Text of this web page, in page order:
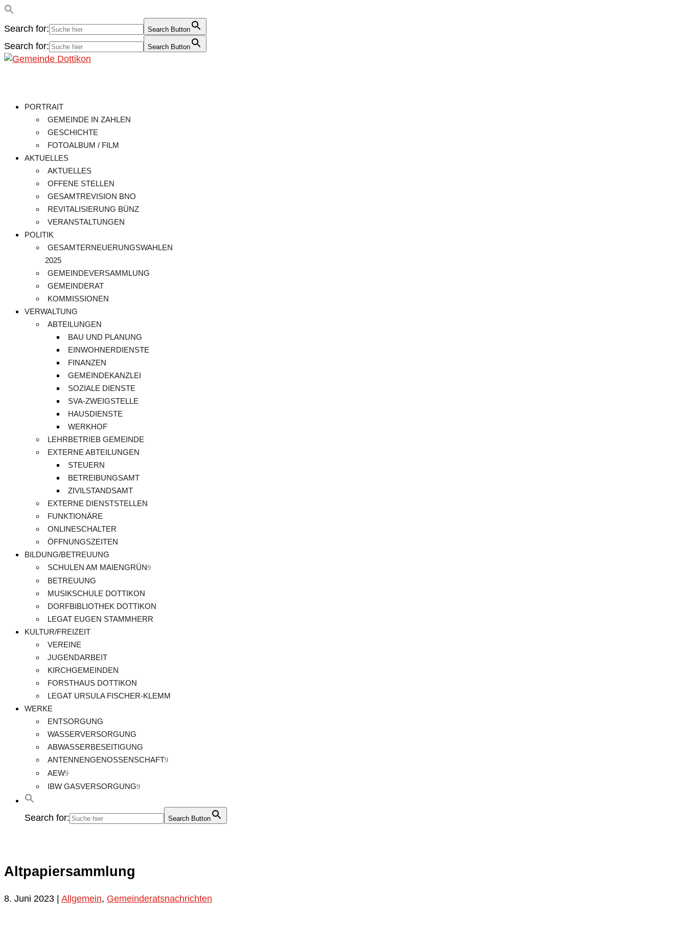
Search for: Search Button
Search for: Search Button
PORTRAIT
GEMEINDE IN ZAHLEN
GESCHICHTE
FOTOALBUM / FILM
AKTUELLES
AKTUELLES
OFFENE STELLEN
GESAMTREVISION BNO
REVITALISIERUNG BÜNZ
VERANSTALTUNGEN
POLITIK
GESAMTERNEUERUNGSWAHLEN
2025
GEMEINDEVERSAMMLUNG
GEMEINDERAT
KOMMISSIONEN
VERWALTUNG
ABTEILUNGEN
BAU UND PLANUNG
EINWOHNERDIENSTE
FINANZEN
GEMEINDEKANZLEI
SOZIALE DIENSTE
SVA-ZWEIGSTELLE
HAUSDIENSTE
WERKHOF
LEHRBETRIEB GEMEINDE
EXTERNE ABTEILUNGEN
STEUERN
BETREIBUNGSAMT
ZIVILSTANDSAMT
EXTERNE DIENSTSTELLEN
FUNKTIONÄRE
ONLINESCHALTER
ÖFFNUNGSZEITEN
BILDUNG/BETREUUNG
SCHULEN AM MAIENGRÜN
BETREUUNG
MUSIKSCHULE DOTTIKON
DORFBIBLIOTHEK DOTTIKON
LEGAT EUGEN STAMMHERR
KULTUR/FREIZEIT
VEREINE
JUGENDARBEIT
KIRCHGEMEINDEN
FORSTHAUS DOTTIKON
LEGAT URSULA FISCHER-KLEMM
WERKE
ENTSORGUNG
WASSERVERSORGUNG
ABWASSERBESEITIGUNG
ANTENNENGENOSSENSCHAFT
AEW
IBW GASVERSORGUNG
Search for: Search Button
Altpapiersammlung
8. Juni 2023 | Allgemein, Gemeinderatsnachrichten